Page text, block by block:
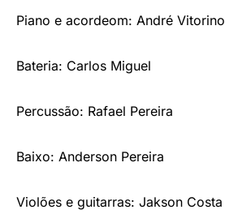
Piano e acordeom: André Vitorino
Bateria: Carlos Miguel
Percussão: Rafael Pereira
Baixo: Anderson Pereira
Violões e guitarras: Jakson Costa